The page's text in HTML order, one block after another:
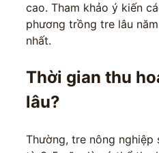
cao. Tham khảo ý kiến
phương trồng tre lâu
nhất.
Thời gian thu
lâu?
Thường, tre nông nghiệp